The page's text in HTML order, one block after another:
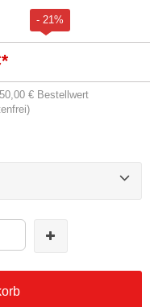
- 21%
*
€ Bestellwert